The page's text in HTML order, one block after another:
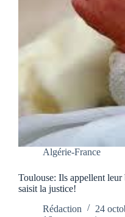
Algérie-France
Toulouse: Ils appellent
saisit la justice!
Rédaction
24